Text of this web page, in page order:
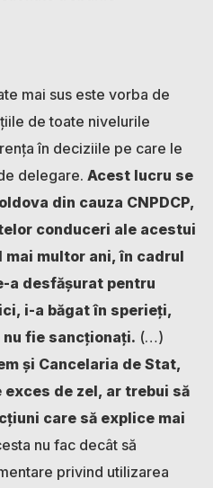
mai sus este vorba de
de toate nivelurile
în deciziile pe care le
delegare. Acest lucru se
din cauza CNPDCP,
conduceri ale acestui
mai multor ani, în cadrul
a desfășurat pentru
i-a băgat în sperieți,
fie sancționați. (…)
și Cancelaria de Stat,
exces de zel, ar trebui să
care să explice mai
nu fac decât să
privind utilizarea